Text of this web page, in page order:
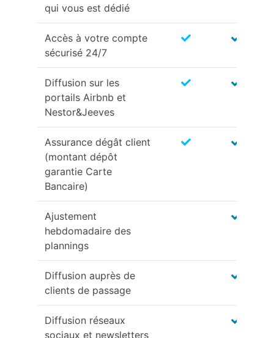
qui vous est dédié
Accès à votre compte
sécurisé 24/7
Diffusion sur les
portails Airbnb et
Nestor&Jeeves
Assurance dégât client
(montant dépôt
garantie Carte
Bancaire)
Ajustement
hebdomadaire des
plannings
Diffusion auprès de
clients de passage
Diffusion réseaux
sociaux et newsletters